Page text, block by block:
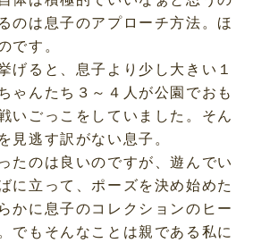
のは息子のアプローチ方法。ほ
です。
げると、息子より少し大きい１
ゃんたち３～４人が公園でおも
いごっこをしていました。そん
見逃す訳がない息子。
たのは良いのですが、遊んでい
に立って、ポーズを決め始めた
かに息子のコレクションのヒー
でもそんなことは親である私に